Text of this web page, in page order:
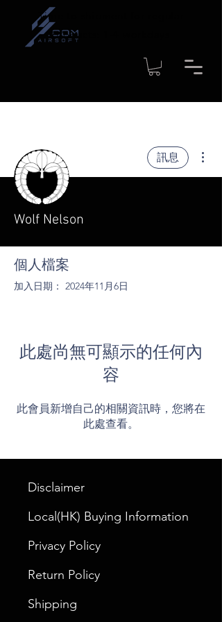
Time to shipment for regular
products: 1-4 workdays
訊息
Wolf Nelson
個人檔案
加入日期： 2024年11月6日
此處尚無可顯示的任何內
容
此會員新增自己的相關資訊時，您將在
此處查看。
Disclaimer
Local(HK) Buying Information
Privacy Policy
Return Policy
Shipping